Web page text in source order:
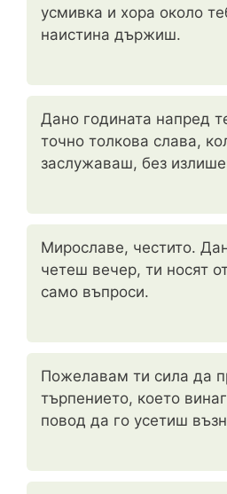
усмивка и хора около
наистина държиш.
Дано годината напред
точно толкова слава,
заслужаваш, без
Мирославе, честито.
четеш вечер, ти носят
само въпроси.
Пожелавам ти сила да
търпението, което
повод да го усетиш